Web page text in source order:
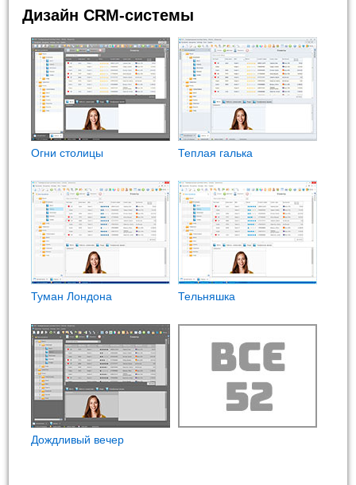
Дизайн CRM-системы
Огни столицы Теплая галька
Туман Лондона Тельняшка
Дождливый вечер